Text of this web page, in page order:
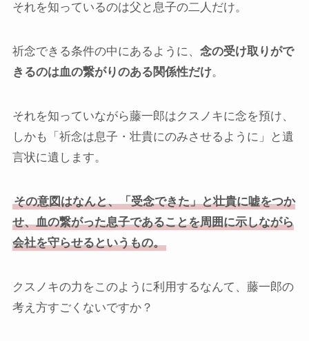
それを知っているのは父と息子の二人だけ。
祈念できる条件の中にあるように、 念の受け取りがで
きるのは血の繋がりのある関係性だけ。
それを知っていながら藤一郎はクスノキに念を預け、
しかも「祈念は息子・壮貴にのみさせるように」と遺
言状に遺します。
その意図はなんと、「受念できた」と壮貴に嘘をつか
せ、血の繋がった息子であることを周囲に示しながら
会社を守らせるというもの。
クスノキの力をこのように利用するなんて、藤一郎の
考え方すごくないですか？